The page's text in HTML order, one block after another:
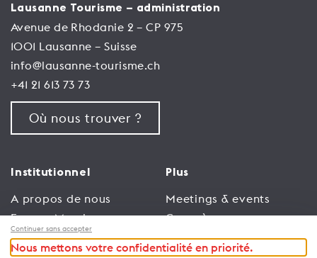
Lausanne Tourisme – administration
Avenue de Rhodanie 2 – CP 975
1001 Lausanne – Suisse
info@lausanne-tourisme.ch
+41 21 613 73 73
Où nous trouver ?
Institutionnel
A propos de nous
Espace Membres
Emploi
Plus
Meetings & events
Congrès
Trade
Continuer sans accepter
Nous mettons votre confidentialité en priorité.